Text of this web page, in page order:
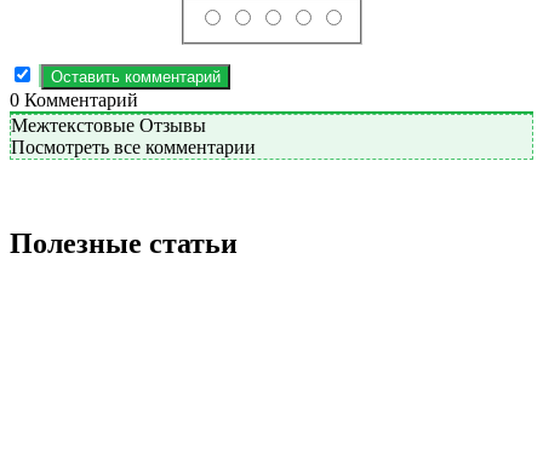
0 Комментарий
Межтекстовые Отзывы
Посмотреть все комментарии
Полезные статьи